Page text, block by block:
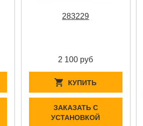
283229
2 100 руб
КУПИТЬ
ЗАКАЗАТЬ С
УСТАНОВКОЙ